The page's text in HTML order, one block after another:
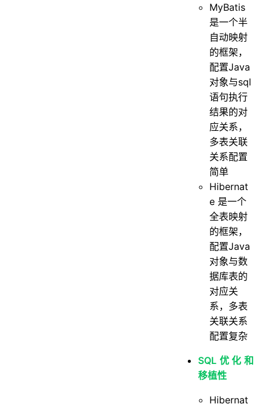
MyBatis
是一个半
自动映射
的框架，
配置Java
对象与sql
语句执行
结果的对
应关系，
多表关联
关系配置
简单
Hibernat
e 是一个
全表映射
的框架，
配置Java
对象与数
据库表的
对应关
系，多表
关联关系
配置复杂
SQL优化和
移植性
Hibernat